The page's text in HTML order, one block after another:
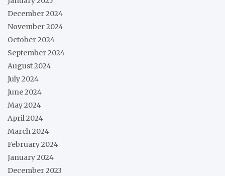
December 2024
November 2024
October 2024
September 2024
August 2024
July 2024
June 2024
May 2024
April 2024
March 2024
February 2024
January 2024
December 2023